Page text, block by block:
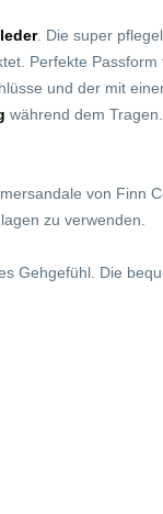
. Die super
Perfekte
und der mit
während dem
von Finn
zu verwenden.
Gehgefühl. Die